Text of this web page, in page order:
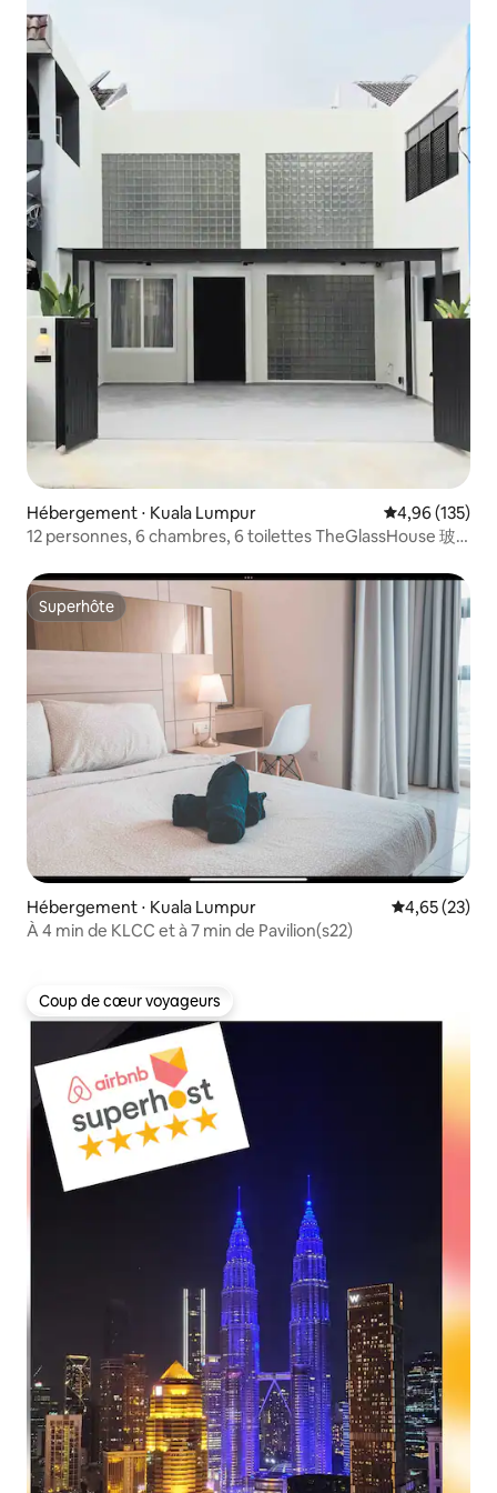
Hébergement ⋅ Kuala Lumpur Évaluation
4,96 (135)
12 personnes, 6 chambres, 6 toilettes TheGlassHouse 玻
Superhôte
Superhôte
Hébergement ⋅ Kuala Lumpur Évaluation
4,65 (23)
À 4 min de KLCC et à 7 min de Pavilion(s22)
Coup de cœur voyageurs
Coup de cœur voyageurs